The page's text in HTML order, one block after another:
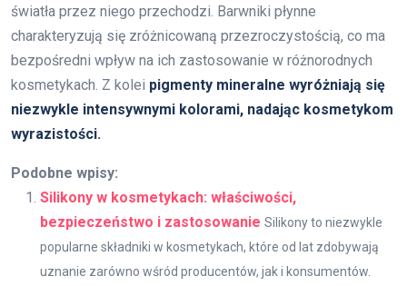
światła przez niego przechodzi. Barwniki płynne
charakteryzują się zróżnicowaną przezroczystością, co ma
bezpośredni wpływ na ich zastosowanie w różnorodnych
kosmetykach. Z kolei pigmenty mineralne wyróżniają się
niezwykle intensywnymi kolorami, nadając kosmetykom
wyrazistości.
Podobne wpisy:
Silikony w kosmetykach: właściwości,
bezpieczeństwo i zastosowanie Silikony to niezwykle
popularne składniki w kosmetykach, które od lat zdobywają
uznanie zarówno wśród producentów, jak i konsumentów.